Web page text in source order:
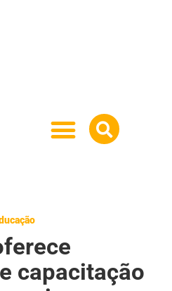
capacitação